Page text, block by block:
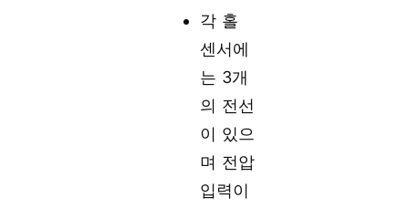
각 홀
센서에
는 3개
의 전선
이 있으
며 전압
입력이